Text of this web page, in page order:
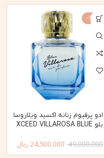
-50%
ادو پرفیوم زنانه اکسید ویلاروسا
بلو XCEED VILLAROSA BLUE
49,000,000
24,500,000 ریال